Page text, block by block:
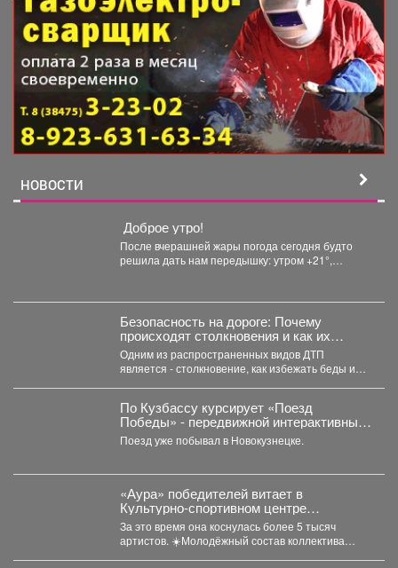
НОВОСТИ
Доброе утро!
После вчерашней жары погода сегодня будто
решила дать нам передышку: утром +21°,
Безопасность на дороге: Почему
происходят столкновения и как их
избежать?
Одним из распространенных видов ДТП
является - столкновение, как избежать беды и
По Кузбассу курсирует «Поезд
Победы» - передвижной интерактивный
музей, рассказывающий о событиях
Великой Отечественной войны.
Поезд уже побывал в Новокузнецке.
«Аура» победителей витает в
Культурно-спортивном центре
металлургов ЕВРАЗа уже больше 30
лет.
За это время она коснулась более 5 тысяч
артистов. ☀️Молодёжный состав коллектива